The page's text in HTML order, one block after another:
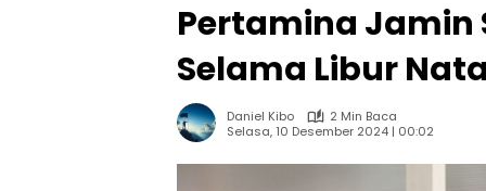
Pertamina Jamin
Selama Libur
Daniel Kibo
2 Min Baca
Selasa, 10 Desember 2024 | 00:02